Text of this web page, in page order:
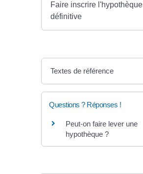
Faire inscrire l'hypothèque
définitive
Textes de référence
Questions ? Réponses !
Peut-on faire lever une
hypothèque ?